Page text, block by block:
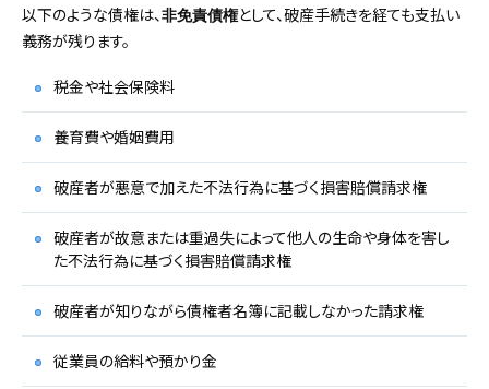
以下のような債権は、 非免責債権として、破産手続きを経ても支払い
義務が残ります。
税金や社会保険料
養育費や婚姻費用
破産者が悪意で加えた不法行為に基づく損害賠償請求権
破産者が故意または重過失によって他人の生命や身体を害し
た不法行為に基づく損害賠償請求権
破産者が知りながら債権者名簿に記載しなかった請求権
従業員の給料や預かり金